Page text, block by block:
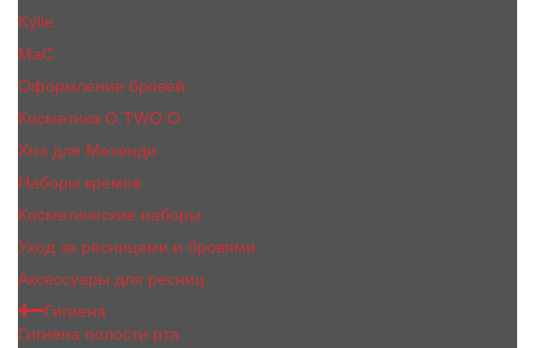
Kylie
MaC
Оформление бровей
Косметика O.TWO.O
Хна для Мехенди
Наборы кремов
Косметические наборы
Уход за ресницами и бровями
Аксессуары для ресниц
Гигиена
Гигиена полости рта